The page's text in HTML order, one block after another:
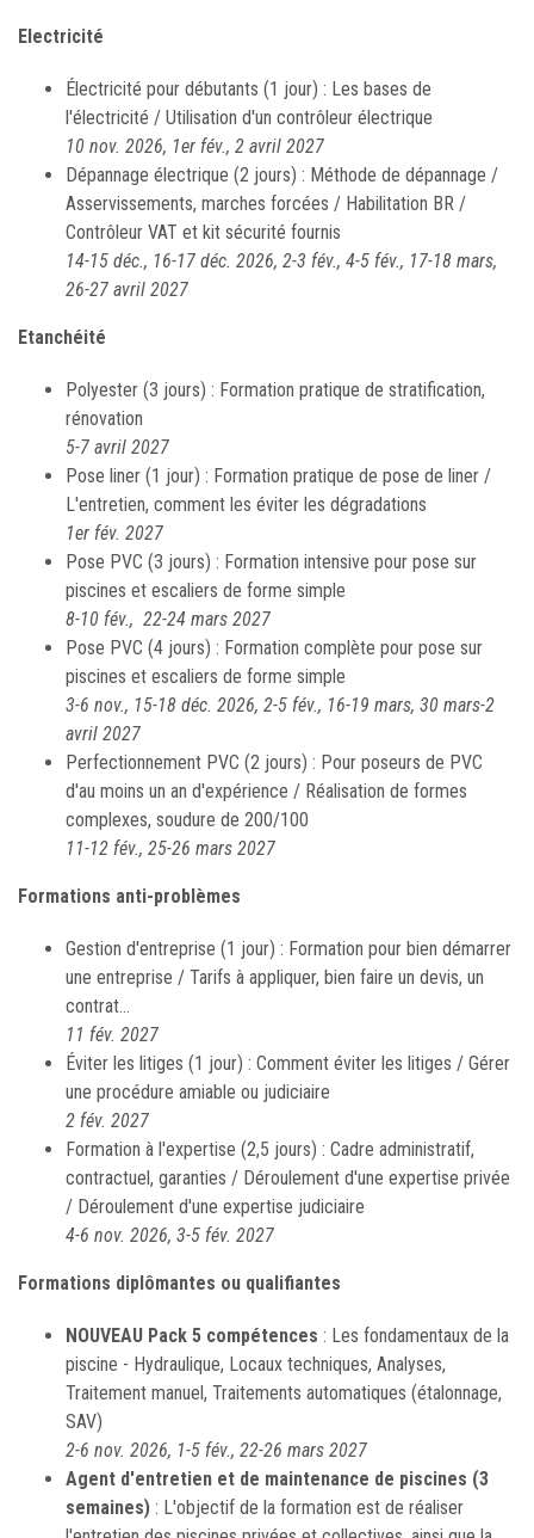
Electricité
Électricité pour débutants (1 jour) : Les bases de
l'électricité / Utilisation d'un contrôleur électrique
10 nov. 2026, 1er fév., 2 avril 2027
Dépannage électrique (2 jours) : Méthode de dépannage /
Asservissements, marches forcées / Habilitation BR /
Contrôleur VAT et kit sécurité fournis
14-15 déc., 16-17 déc. 2026, 2-3 fév., 4-5 fév., 17-18 mars,
26-27 avril 2027
Etanchéité
Polyester (3 jours) : Formation pratique de stratification,
rénovation
5-7 avril 2027
Pose liner (1 jour) : Formation pratique de pose de liner /
L'entretien, comment les éviter les dégradations
1er fév. 2027
Pose PVC (3 jours) : Formation intensive pour pose sur
piscines et escaliers de forme simple
8-10 fév., 22-24 mars 2027
Pose PVC (4 jours) : Formation complète pour pose sur
piscines et escaliers de forme simple
3-6 nov., 15-18 déc. 2026, 2-5 fév., 16-19 mars, 30 mars-2
avril 2027
Perfectionnement PVC (2 jours) : Pour poseurs de PVC
d'au moins un an d'expérience / Réalisation de formes
complexes, soudure de 200/100
11-12 fév., 25-26 mars 2027
Formations anti-problèmes
Gestion d'entreprise (1 jour) : Formation pour bien démarrer
une entreprise / Tarifs à appliquer, bien faire un devis, un
contrat...
11 fév. 2027
Éviter les litiges (1 jour) : Comment éviter les litiges / Gérer
une procédure amiable ou judiciaire
2 fév. 2027
Formation à l'expertise (2,5 jours) : Cadre administratif,
contractuel, garanties / Déroulement d'une expertise privée
/ Déroulement d'une expertise judiciaire
4-6 nov. 2026, 3-5 fév. 2027
Formations diplômantes ou qualifiantes
NOUVEAU Pack 5 compétences : Les fondamentaux de la
piscine - Hydraulique, Locaux techniques, Analyses,
Traitement manuel, Traitements automatiques (étalonnage,
SAV)
2-6 nov. 2026, 1-5 fév., 22-26 mars 2027
Agent d'entretien et de maintenance de piscines (3
semaines) : L'objectif de la formation est de réaliser